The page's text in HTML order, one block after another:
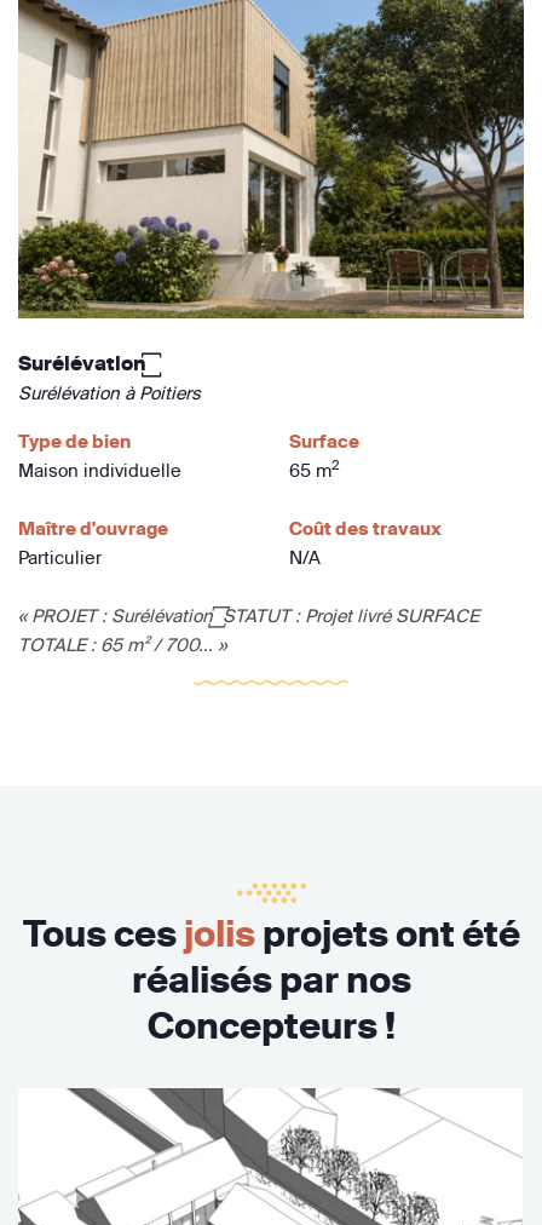
Surélévation ꙱
Surélévation à Poitiers
Type de bien
Maison individuelle
Surface
65 m2
Maître d'ouvrage
Particulier
Coût des travaux
N/A
« PROJET : Surélévation ꙱ STATUT : Projet livré SURFACE
TOTALE : 65 m² / 700... »
Tous cesjolisprojets ont été
réalisés par nos
Concepteurs !